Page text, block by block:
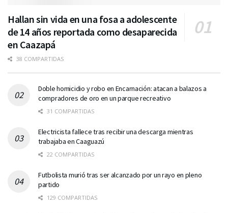
Hallan sin vida en una fosa a adolescente
de 14 años reportada como desaparecida
en Caazapá
38 COMPARTIDAS
Doble homicidio y robo en Encarnación: atacan a balazos a
compradores de oro en un parque recreativo
31 COMPARTIDAS
Electricista fallece tras recibir una descarga mientras
trabajaba en Caaguazú
22 COMPARTIDAS
Futbolista murió tras ser alcanzado por un rayo en pleno
partido
129 COMPARTIDAS